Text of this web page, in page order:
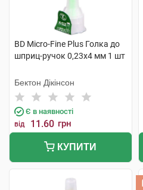
BD Micro-Fine Plus Голка до
шприц-ручок 0,23х4 мм 1 шт
Бектон Дікінсон
Є в наявності
від 11.60 грн
КУПИТИ